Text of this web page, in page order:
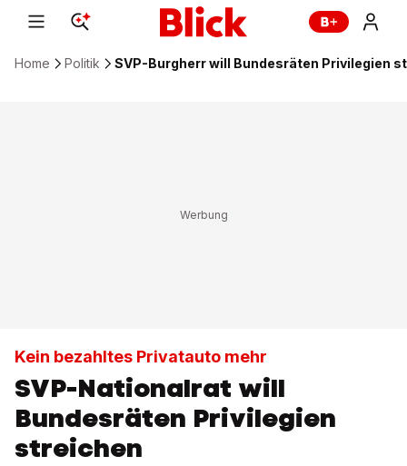
Home Politik SVP-Burgherr will Bundesräten Privilegien
Kein bezahltes Privatauto mehr
SVP-Nationalrat will
Bundesräten Privilegien
streichen